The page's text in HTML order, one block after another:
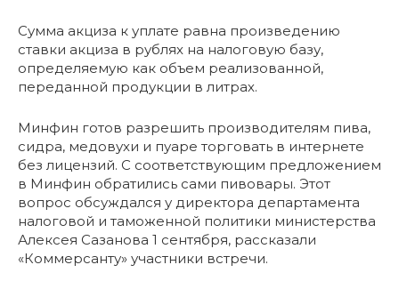
Сумма акциза к уплате равна произведению
ставки акциза в рублях на налоговую базу,
определяемую как объем реализованной,
переданной продукции в литрах.
Минфин готов разрешить производителям пива,
сидра, медовухи и пуаре торговать в интернете
без лицензий. С соответствующим предложением
в Минфин обратились сами пивовары. Этот
вопрос обсуждался у директора департамента
налоговой и таможенной политики министерства
Алексея Сазанова 1 сентября, рассказали
«Коммерсанту» участники встречи.